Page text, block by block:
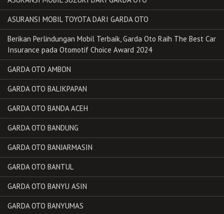
ASURANSI MOBIL TOYOTA DARI GARDA OTO
Berikan Perlindungan Mobil Terbaik, Garda Oto Raih The Best Car
Insurance pada Otomotif Choice Award 2024
GARDA OTO AMBON
GARDA OTO BALIKPAPAN
GARDA OTO BANDA ACEH
GARDA OTO BANDUNG
GARDA OTO BANJARMASIN
GARDA OTO BANTUL
GARDA OTO BANYU ASIN
GARDA OTO BANYUMAS